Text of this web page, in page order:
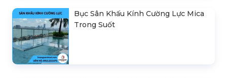
Bục Sân Khấu Kính Cường Lực Mica
Trong Suốt